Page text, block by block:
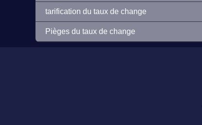
tarification du taux de change
Pièges du taux de change